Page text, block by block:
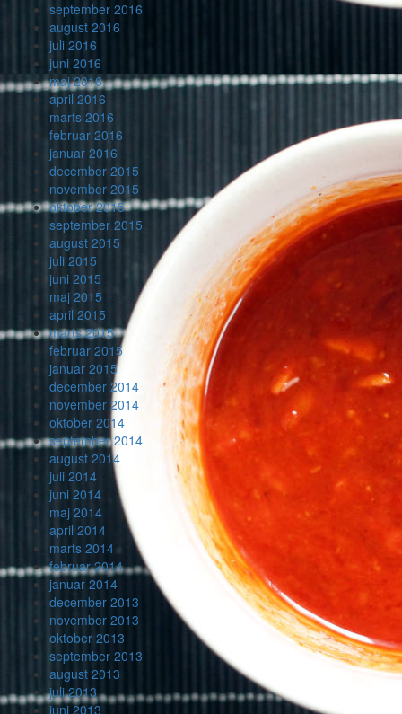
september 2016
august 2016
juli 2016
juni 2016
maj 2016
april 2016
marts 2016
februar 2016
januar 2016
december 2015
november 2015
oktober 2015
september 2015
august 2015
juli 2015
juni 2015
maj 2015
april 2015
marts 2015
februar 2015
januar 2015
december 2014
november 2014
oktober 2014
september 2014
august 2014
juli 2014
juni 2014
maj 2014
april 2014
marts 2014
februar 2014
januar 2014
december 2013
november 2013
oktober 2013
september 2013
august 2013
juli 2013
juni 2013